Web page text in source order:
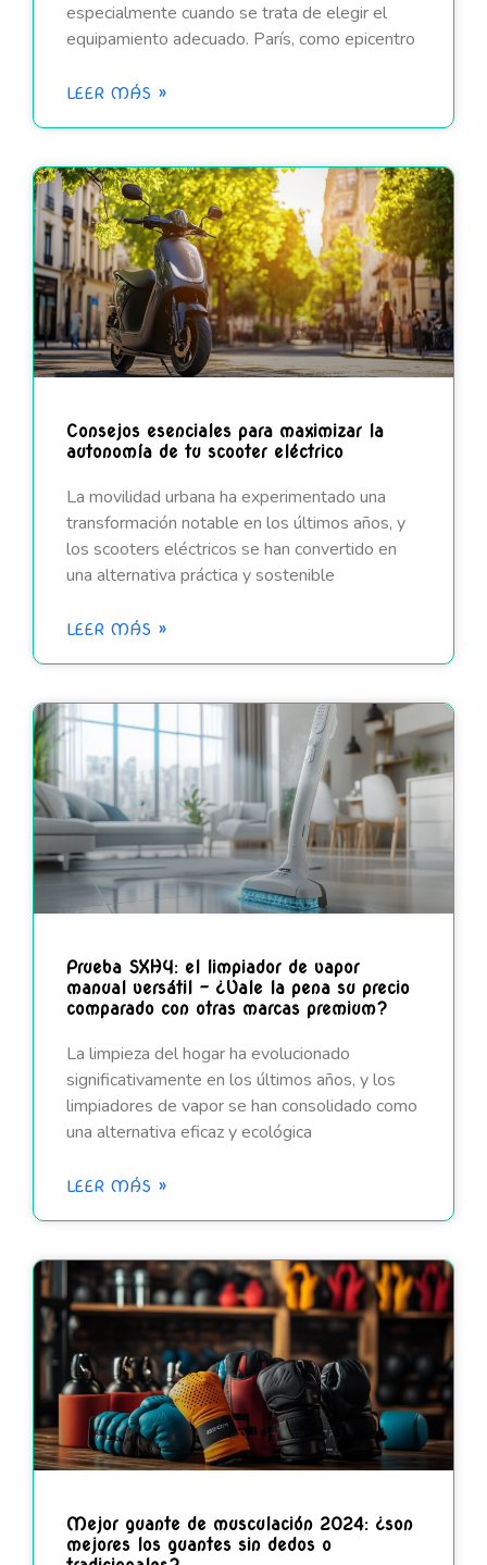
especialmente cuando se trata de elegir el
equipamiento adecuado. París, como epicentro
LEER MÁS »
Consejos esenciales para maximizar la
autonomía de tu scooter eléctrico
La movilidad urbana ha experimentado una
transformación notable en los últimos años, y
los scooters eléctricos se han convertido en
una alternativa práctica y sostenible
LEER MÁS »
Prueba SXHY: el limpiador de vapor
manual versátil – ¿Vale la pena su precio
comparado con otras marcas premium?
La limpieza del hogar ha evolucionado
significativamente en los últimos años, y los
limpiadores de vapor se han consolidado como
una alternativa eficaz y ecológica
LEER MÁS »
Mejor guante de musculación 2024: ¿son
mejores los guantes sin dedos o